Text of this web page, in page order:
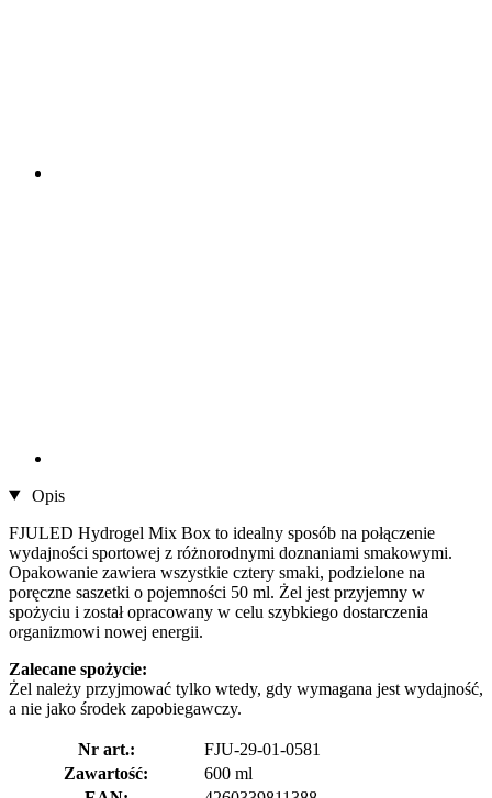
Opis
FJULED Hydrogel Mix Box to idealny sposób na połączenie
wydajności sportowej z różnorodnymi doznaniami smakowymi.
Opakowanie zawiera wszystkie cztery smaki, podzielone na
poręczne saszetki o pojemności 50 ml. Żel jest przyjemny w
spożyciu i został opracowany w celu szybkiego dostarczenia
organizmowi nowej energii.
Zalecane spożycie:
Żel należy przyjmować tylko wtedy, gdy wymagana jest wydajność,
a nie jako środek zapobiegawczy.
Nr art.:
FJU-29-01-0581
Zawartość:
600 ml